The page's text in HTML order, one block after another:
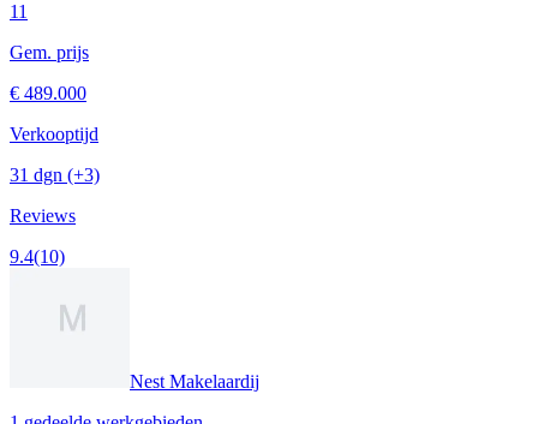
11
Gem. prijs
€ 489.000
Verkooptijd
31 dgn (+3)
Reviews
9.4(10)
Nest Makelaardij